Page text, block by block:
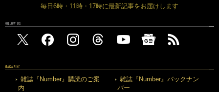
毎日6時・11時・17時に最新記事をお届けします
FOLLOW US
MAGAZINE
雑誌『Number』購読のご案
内
雑誌『Number』バックナン
バー